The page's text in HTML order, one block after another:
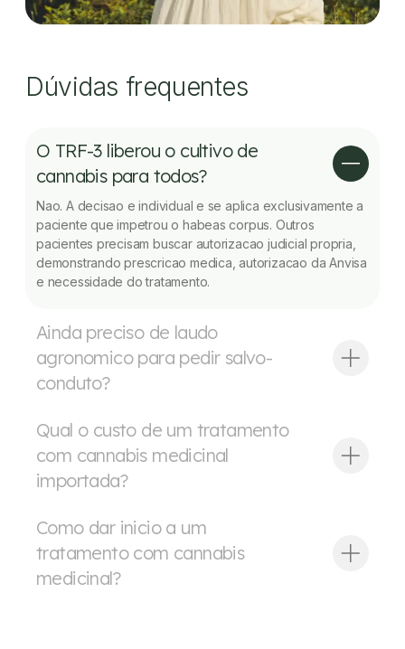
Dúvidas frequentes
O TRF-3 liberou o cultivo de
cannabis para todos?
Nao. A decisao e individual e se aplica exclusivamente a
paciente que impetrou o habeas corpus. Outros
pacientes precisam buscar autorizacao judicial propria,
demonstrando prescricao medica, autorizacao da Anvisa
e necessidade do tratamento.
Ainda preciso de laudo
agronomico para pedir salvo-
conduto?
Qual o custo de um tratamento
com cannabis medicinal
importada?
Como dar inicio a um
tratamento com cannabis
medicinal?